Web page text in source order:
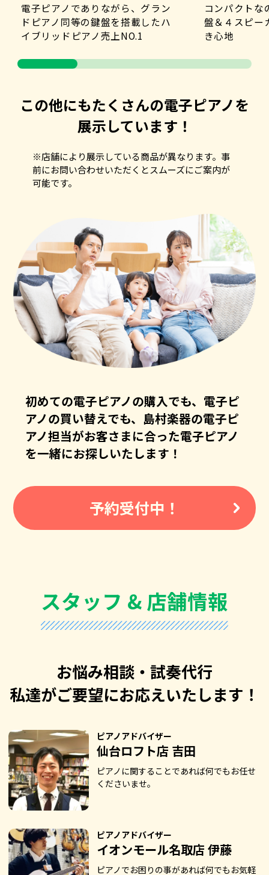
電子ピアノでありながら、グラン
ドピアノ同等の鍵盤を搭載したハ
イブリッドピアノ売上NO.1
コンパクトな
盤＆４スピー
き心地
この他にもたくさんの電子ピアノを
展示しています！
※店舗により展示している商品が異なります。事
前にお問い合わせいただくとスムーズにご案内が
可能です。
初めての電子ピアノの購入でも、電子ピ
アノの買い替えでも、島村楽器の電子ピ
アノ担当がお客さまに合った電子ピアノ
を一緒にお探しいたします！
予約受付中！
スタッフ & 店舗情報
お悩み相談・試奏代行
私達がご要望にお応えいたします！
ピアノアドバイザー
仙台ロフト店 吉田
ピアノに関することであれば何でもお任せ
くださいませ。
ピアノアドバイザー
イオンモール名取店 伊藤
ピアノでお困りの事があれば何でもお気軽